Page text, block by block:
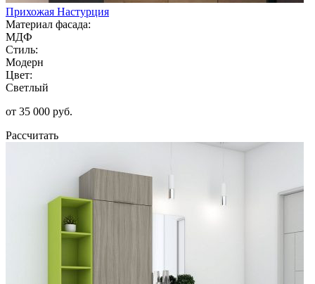
Прихожая Настурция
Материал фасада:
МДФ
Стиль:
Модерн
Цвет:
Светлый
от 35 000 руб.
Рассчитать